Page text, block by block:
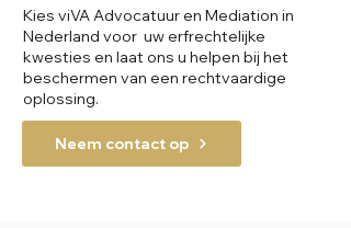
Kies viVA Advocatuur en Mediation in
Nederland voor uw erfrechtelijke
kwesties en laat ons u helpen bij het
beschermen van een rechtvaardige
oplossing.
Neem contact op